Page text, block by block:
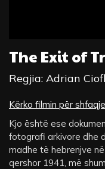
The Exit of
Regjia: Adrian
Kërko filmin për shfaqje
Kjo është ese
fotografi arkivore dhe
madhe të hebrenjve
qershor 1941, më